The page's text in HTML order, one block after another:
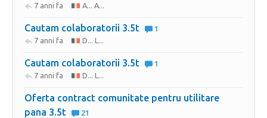
7 anni fa
A... A...
Cautam colaboratorii 3.5t
1
7 anni fa
D... L...
Cautam colaboratorii 3.5t
1
7 anni fa
D... L...
Oferta contract comunitate pentru utilitare
pana 3.5t
21